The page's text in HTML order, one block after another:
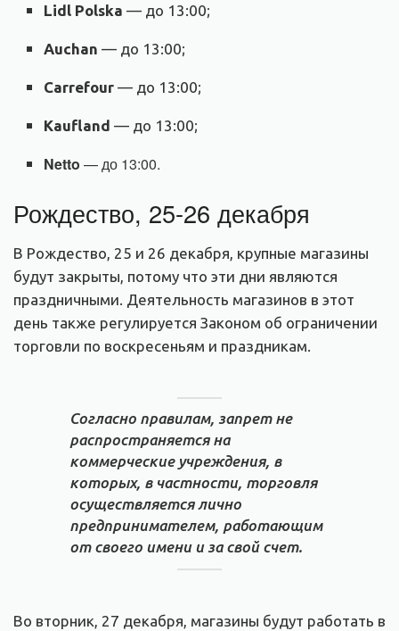
Lidl Polska — до 13:00;
Auchan— до 13:00;
Carrefour— до 13:00;
Kaufland— до 13:00;
Netto — до 13:00.
Рождество, 25-26 декабря
В Рождество, 25 и 26 декабря, крупные магазины
будут закрыты, потому что эти дни являются
праздничными. Деятельность магазинов в этот
день также регулируется Законом об ограничении
торговли по воскресеньям и праздникам.
Согласно правилам, запрет не
распространяется на
коммерческие учреждения, в
которых, в частности, торговля
осуществляется лично
предпринимателем, работающим
от своего имени и за свой счет.
Во вторник, 27 декабря, магазины будут работать в